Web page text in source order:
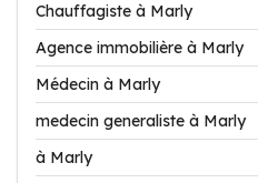
Chauffagiste à Marly
Agence immobilière à Marly
Médecin à Marly
medecin generaliste à Marly
à Marly